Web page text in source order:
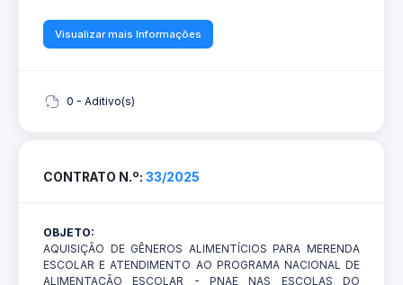
Visualizar mais Informações
0 - Aditivo(s)
CONTRATO N.º: 33/2025
OBJETO:
AQUISIÇÃO DE GÊNEROS ALIMENTÍCIOS PARA MERENDA
ESCOLAR E ATENDIMENTO AO PROGRAMA NACIONAL DE
ALIMENTAÇÃO ESCOLAR - PNAE NAS ESCOLAS DO